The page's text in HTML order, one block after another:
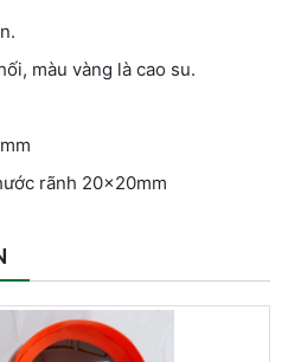
màu vàng là cao su.
rãnh 20x20mm